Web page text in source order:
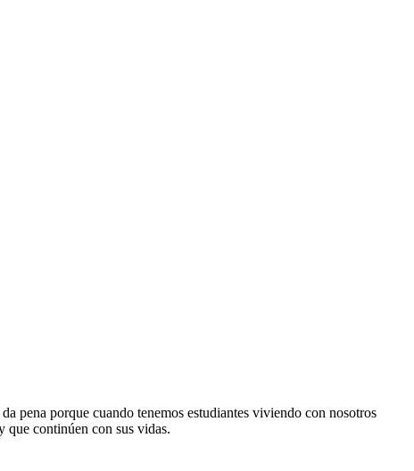
pena porque cuando tenemos estudiantes viviendo con nosotros
que continúen con sus vidas.